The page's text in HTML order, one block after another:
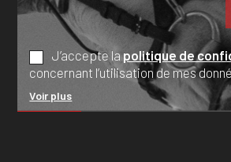
J’accepte lapolitique de
concernant l’utilisation de mes
Voir plus